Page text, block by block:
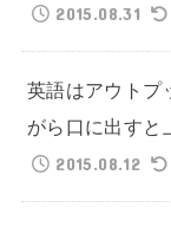
2015.08.31
英語はアウトプ
がら口に出すと
2015.08.12